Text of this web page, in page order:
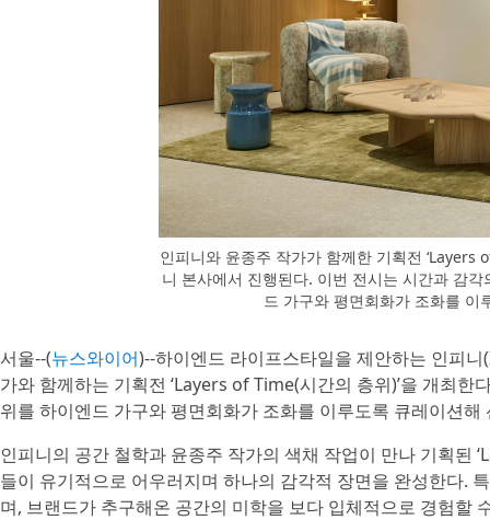
인피니와 윤종주 작가가 함께한 기획전 ‘Layers
니 본사에서 진행된다. 이번 전시는 시간과 감
드 가구와 평면회화가 조화를 이
서울--(뉴스와이어)--하이엔드 라이프스타일을 제안하는 인피
가와 함께하는 기획전 ‘Layers of Time(시간의 층위)’을 개최
위를 하이엔드 가구와 평면회화가 조화를 이루도록 큐레이션해
인피니의 공간 철학과 윤종주 작가의 색채 작업이 만나 기획된
들이 유기적으로 어우러지며 하나의 감각적 장면을 완성한다.
며, 브랜드가 추구해온 공간의 미학을 보다 입체적으로 경험할